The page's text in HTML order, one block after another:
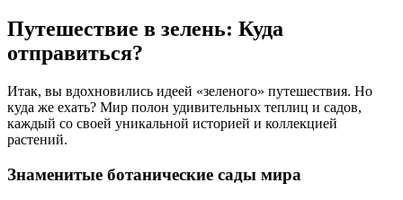
Путешествие в зелень: Куда
отправиться?
Итак, вы вдохновились идеей «зеленого» путешествия. Но
куда же ехать? Мир полон удивительных теплиц и садов,
каждый со своей уникальной историей и коллекцией
растений.
Знаменитые ботанические сады мира